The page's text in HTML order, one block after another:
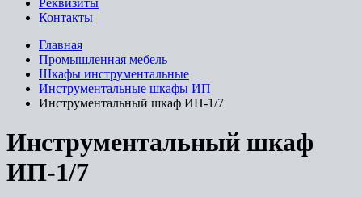
Реквизиты
Контакты
Главная
Промышленная мебель
Шкафы инструментальные
Инструментальные шкафы ИП
Инструментальный шкаф ИП-1/7
Инструментальный шкаф
ИП-1/7